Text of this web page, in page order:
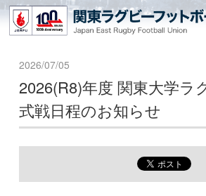
2026/07/05
2026(R8)年度 関東大学ラ
式戦日程のお知らせ